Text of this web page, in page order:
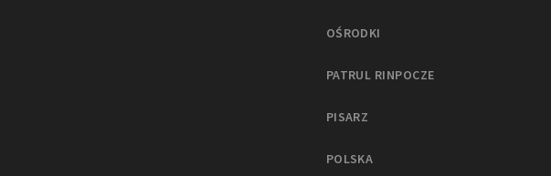
OŚRODKI
PATRUL RINPOCZE
PISARZ
POLSKA